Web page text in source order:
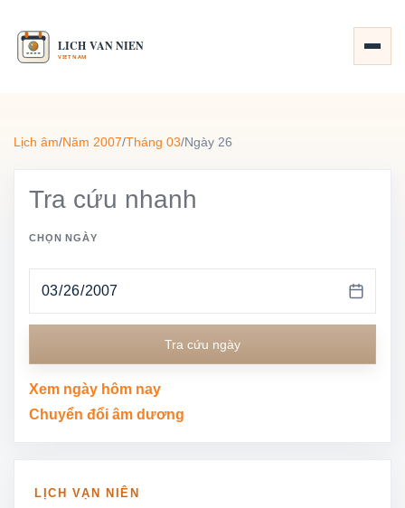
Lịch âm/Năm 2007/Tháng 03/Ngày 26
Tra cứu nhanh
CHỌN NGÀY
Tra cứu ngày
Xem ngày hôm nay
Chuyển đổi âm dương
LỊCH VẠN NIÊN